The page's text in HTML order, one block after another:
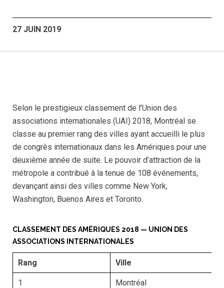
27 JUIN 2019
Selon le prestigieux classement de l’Union des
associations internationales (UAI) 2018, Montréal se
classe au premier rang des villes ayant accueilli le plus
de congrès internationaux dans les Amériques pour une
deuxième année de suite. Le pouvoir d’attraction de la
métropole a contribué à la tenue de 108 événements,
devançant ainsi des villes comme New York,
Washington, Buenos Aires et Toronto.
CLASSEMENT DES AMÉRIQUES 2018 — UNION DES
ASSOCIATIONS INTERNATIONALES
Rang Ville
1 Montréal